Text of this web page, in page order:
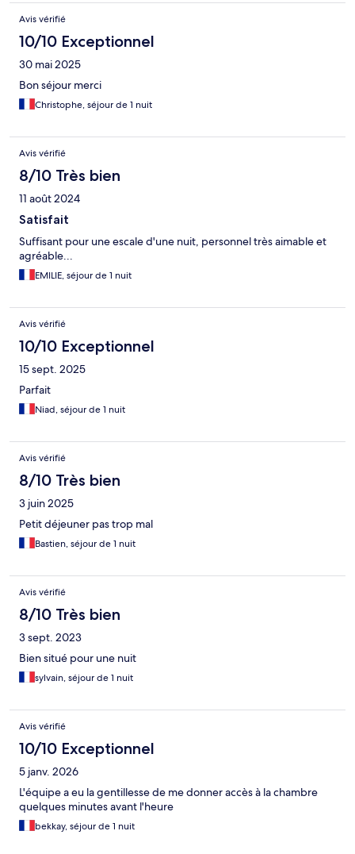
Avis vérifié
10/10 Exceptionnel
30 mai 2025
Bon séjour merci
Christophe, séjour de 1 nuit
Avis vérifié
8/10 Très bien
11 août 2024
Satisfait
Suffisant pour une escale d'une nuit, personnel très aimable et
agréable...
EMILIE, séjour de 1 nuit
Avis vérifié
10/10 Exceptionnel
15 sept. 2025
Parfait
Niad, séjour de 1 nuit
Avis vérifié
8/10 Très bien
3 juin 2025
Petit déjeuner pas trop mal
Bastien, séjour de 1 nuit
Avis vérifié
8/10 Très bien
3 sept. 2023
Bien situé pour une nuit
sylvain, séjour de 1 nuit
Avis vérifié
10/10 Exceptionnel
5 janv. 2026
L'équipe a eu la gentillesse de me donner accès à la chambre
quelques minutes avant l'heure
bekkay, séjour de 1 nuit